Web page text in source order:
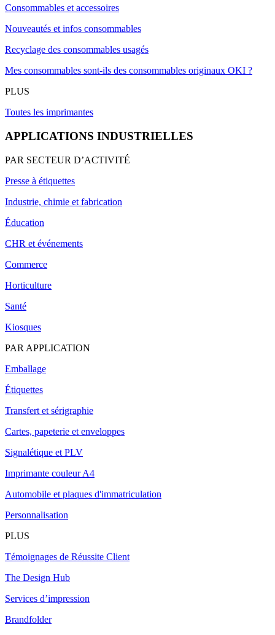
Consommables et accessoires
Nouveautés et infos consommables
Recyclage des consommables usagés
Mes consommables sont-ils des consommables originaux OKI ?
PLUS
Toutes les imprimantes
APPLICATIONS INDUSTRIELLES
PAR SECTEUR D’ACTIVITÉ
Presse à étiquettes
Industrie, chimie et fabrication
Éducation
CHR et événements
Commerce
Horticulture
Santé
Kiosques
PAR APPLICATION
Emballage
Étiquettes
Transfert et sérigraphie
Cartes, papeterie et enveloppes
Signalétique et PLV
Imprimante couleur A4
Automobile et plaques d'immatriculation
Personnalisation
PLUS
Témoignages de Réussite Client
The Design Hub
Services d’impression
Brandfolder